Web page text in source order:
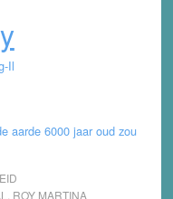
Il
aarde 6000 jaar oud zou
ROY MARTINA